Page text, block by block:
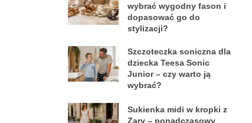
wybrać wygodny fason i
dopasować go do
stylizacji?
Szczoteczka soniczna dla
dziecka Teesa Sonic
Junior – czy warto ją
wybrać?
Sukienka midi w kropki z
Zary – ponadczasowy